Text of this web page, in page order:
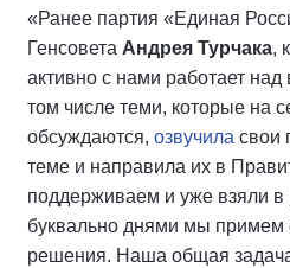
«Ранее партия «Единая
Генсовета Андрея Турчака,
активно с нами работает
том числе теми, которые на
обсуждаются, озвучила свои
теме и направила их в
поддерживаем и уже взяли в
буквально днями мы примем
решения. Наша общая задача